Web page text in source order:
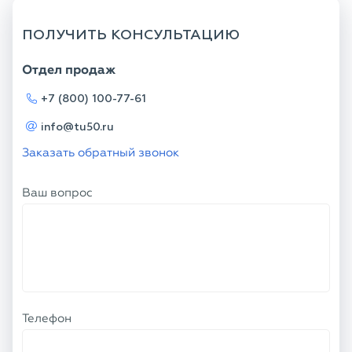
ПОЛУЧИТЬ КОНСУЛЬТАЦИЮ
Отдел продаж
+7 (800) 100-77-61
info@tu50.ru
Заказать обратный звонок
Ваш вопрос